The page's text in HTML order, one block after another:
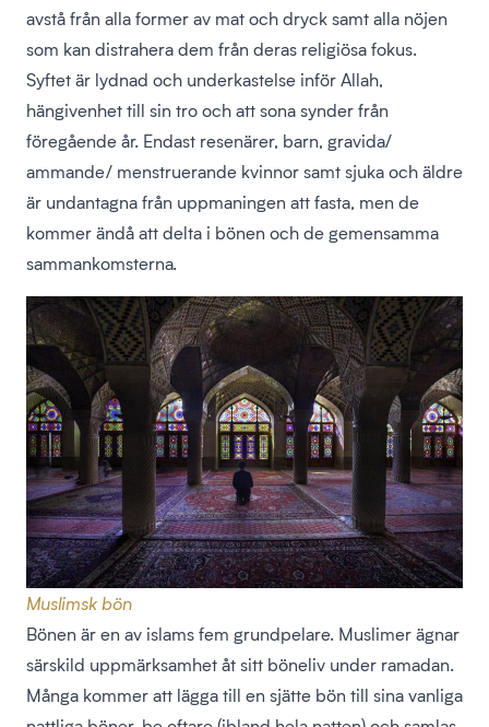
avstå från alla former av mat och dryck samt alla nöjen
som kan distrahera dem från deras religiösa fokus.
Syftet är lydnad och underkastelse inför Allah,
hängivenhet till sin tro och att sona synder från
föregående år. Endast resenärer, barn, gravida/
ammande/ menstruerande kvinnor samt sjuka och äldre
är undantagna från uppmaningen att fasta, men de
kommer ändå att delta i bönen och de gemensamma
sammankomsterna.
Muslimsk bön
Bönen är en av islams fem grundpelare. Muslimer ägnar
särskild uppmärksamhet åt sitt böneliv under ramadan.
Många kommer att lägga till en sjätte bön till sina vanliga